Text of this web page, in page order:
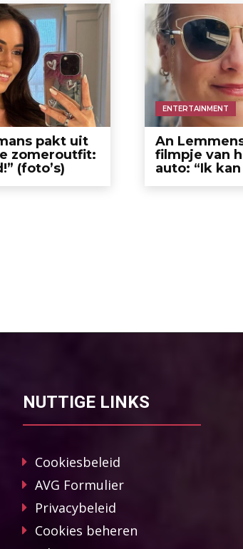
pakt uit
zomeroutfit:
(foto’s)
ENTERTAINMENT
An
filmpje van
auto: “Ik
NUTTIGE LINKS
Cookiesbeleid
AVG Formulier
Privacybeleid
Cookies beheren